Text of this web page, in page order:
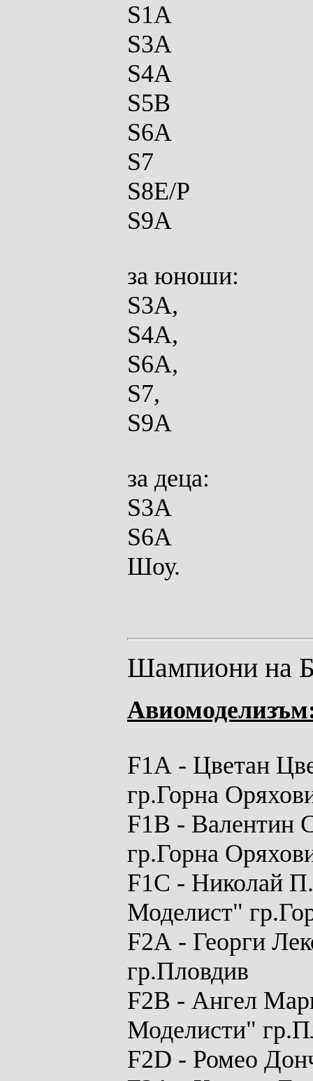
S1A
S3A
S4A
S5B
S6A
S7
S8E/P
S9A
за юноши:
S3A,
S4A,
S6A,
S7,
S9A
за деца:
S3A
S6A
Шоу.
Шампиони на
F1A - Цветан
гр.Горна
F1B - Валентин
гр.Горна
F1C - Николай
Моделист"
F2A - Георги
гр.Пловдив
F2B - Ангел
Моделисти"
F2D - Ромео